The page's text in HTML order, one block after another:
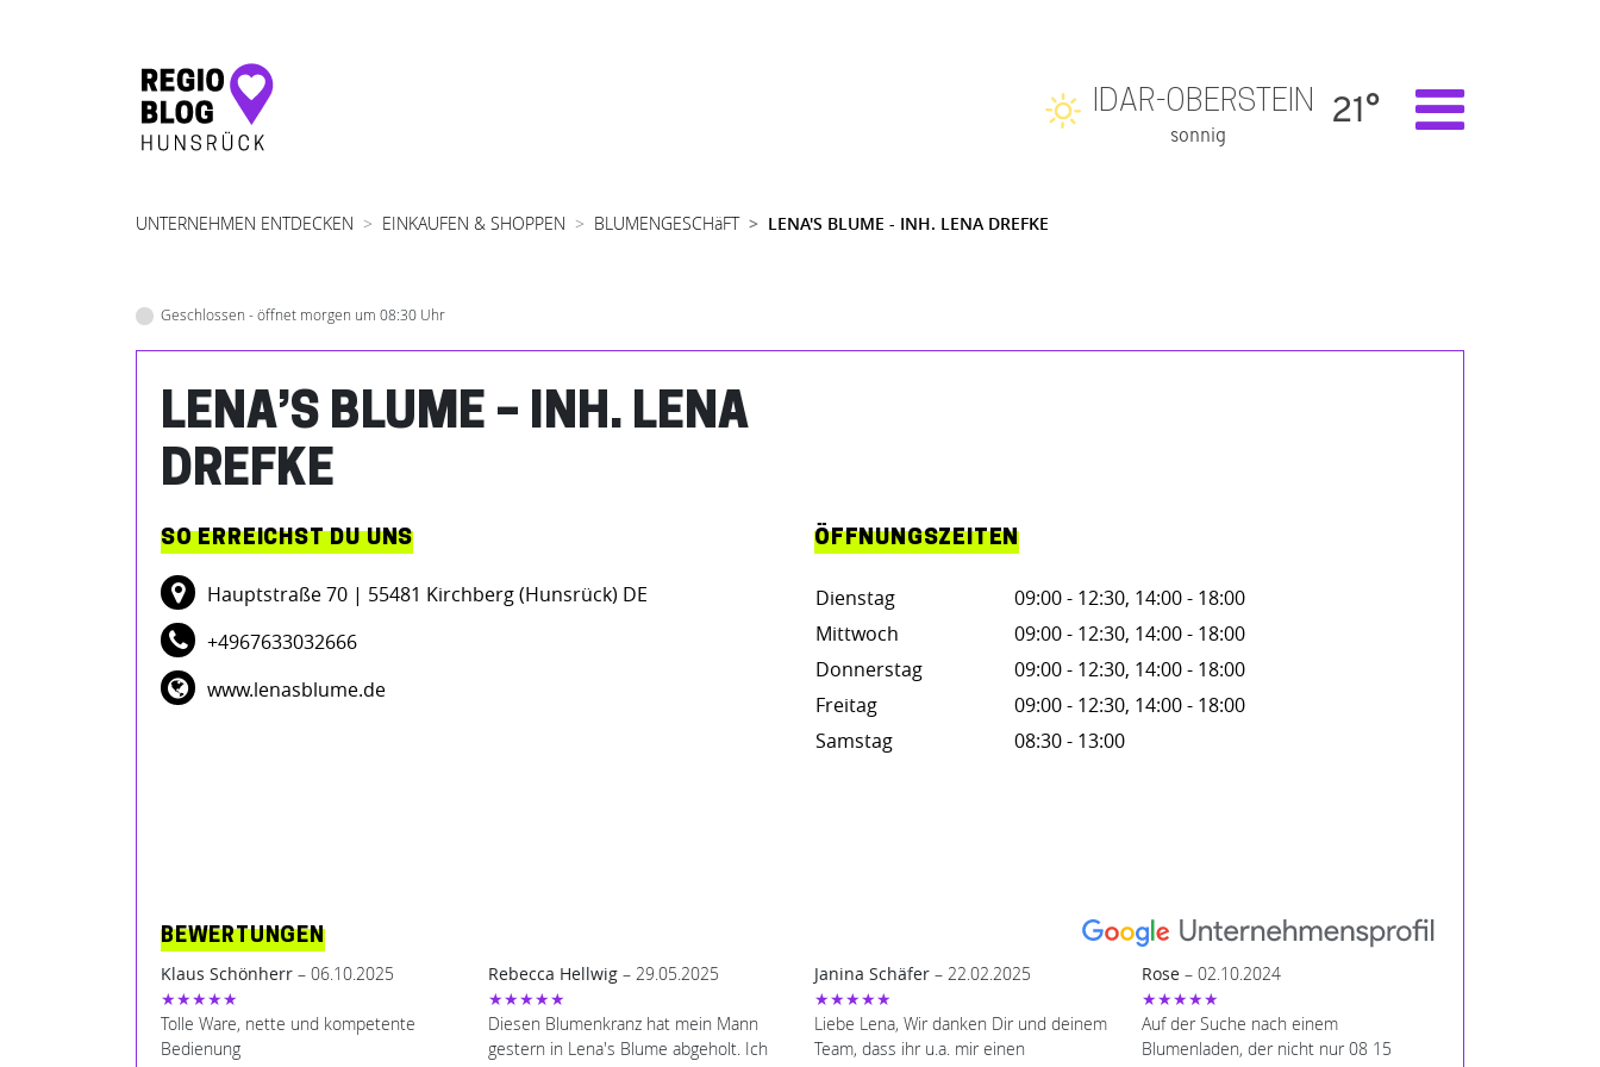
Hauptnavigation
IDAR-OBERSTEIN
sonnig
21°
UNTERNEHMEN ENTDECKEN EINKAUFEN & SHOPPEN BLUMENGESCHäFT LENA'S BLUME - INH. LENA DREFKE
Geschlossen - öffnet morgen um 08:30 Uhr
LENA’S BLUME – INH. LENA
DREFKE
SO ERREICHST DU UNS
Hauptstraße 70 | 55481 Kirchberg (Hunsrück) DE
+4967633032666
www.lenasblume.de
ÖFFNUNGSZEITEN
Dienstag
09:00 - 12:30, 14:00 - 18:00
Mittwoch
09:00 - 12:30, 14:00 - 18:00
Donnerstag
09:00 - 12:30, 14:00 - 18:00
Freitag
09:00 - 12:30, 14:00 - 18:00
Samstag
08:30 - 13:00
BEWERTUNGEN
Klaus Schönherr – 06.10.2025
★★★★★
Tolle Ware, nette und kompetente
Bedienung
Rebecca Hellwig– 29.05.2025
★★★★★
Diesen Blumenkranz hat mein Mann
gestern in Lena's Blume abgeholt. Ich
Janina Schäfer – 22.02.2025
★★★★★
Liebe Lena, Wir danken Dir und deinem
Team, dass ihr u.a. mir einen
Rose– 02.10.2024
★★★★★
Auf der Suche nach einem
Blumenladen, der nicht nur 08 15